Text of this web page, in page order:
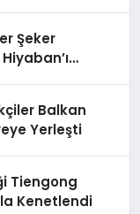
Şeker
Balkan
Yerleşti
Tiengong
Kenetlendi